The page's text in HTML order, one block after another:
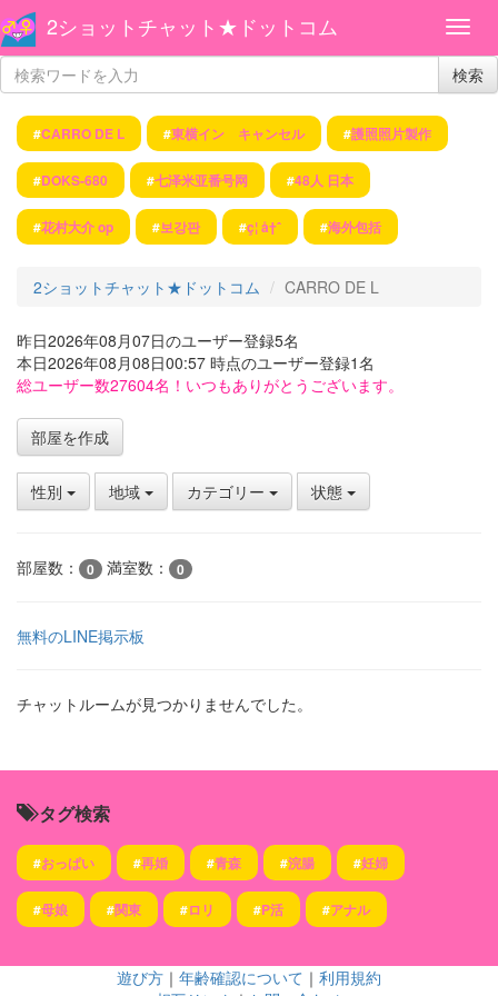
2ショットチャット★ドットコム
検索
#CARRO DE L #東横イン キャンセル #護照照片製作
#DOKS-680 #七泽米亚番号网 #48人 日本
#花村大介 op #보강판 #ç¦ å†ˆ #海外包括
2ショットチャット★ドットコム CARRO DE L
昨日2026年08月07日のユーザー登録5名
本日2026年08月08日00:57 時点のユーザー登録1名
総ユーザー数27604名！いつもありがとうございます。
部屋を作成
性別 地域 カテゴリー 状態
部屋数： 0 満室数： 0
無料のLINE掲示板
チャットルームが見つかりませんでした。
タグ検索
#おっぱい #再婚 #青森 #浣腸 #妊婦
#母娘 #関東 #ロリ #P活 #アナル
遊び方 ｜ 年齢確認について ｜ 利用規約